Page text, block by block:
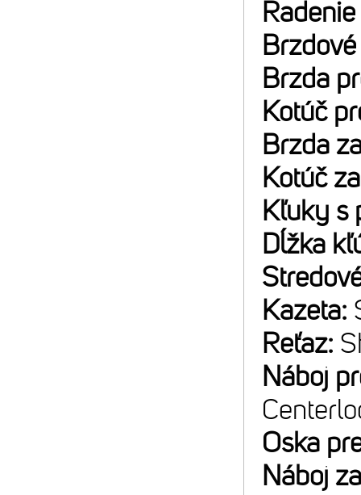
Brzda
Kotúč
Brzda
Kotúč
Kľuky s
Dĺžka
Kazeta:
Reťaz:
Náboj
Oska
Náboj